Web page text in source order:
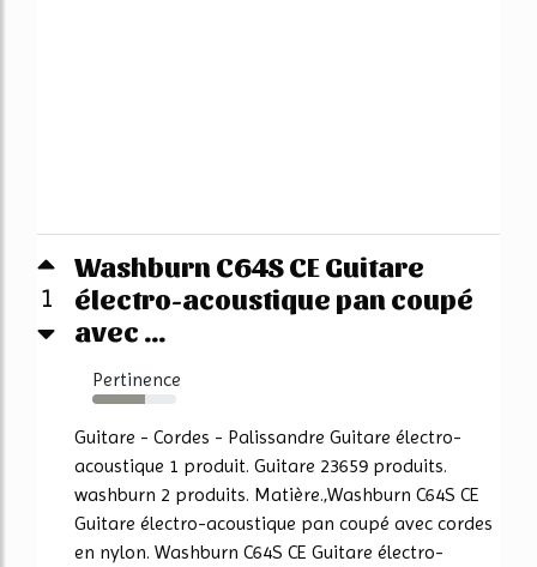
1
Washburn C64S CE Guitare
électro-acoustique pan coupé
avec ...
Pertinence
63%
Guitare - Cordes - Palissandre Guitare électro-
acoustique 1 produit. Guitare 23659 produits.
washburn 2 produits. Matière.,Washburn C64S CE
Guitare électro-acoustique pan coupé avec cordes
en nylon. Washburn C64S CE Guitare électro-